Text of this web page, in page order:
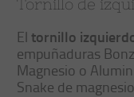
Tornillo de
El tornillo
empuñaduras
Magnesio o
Snake de